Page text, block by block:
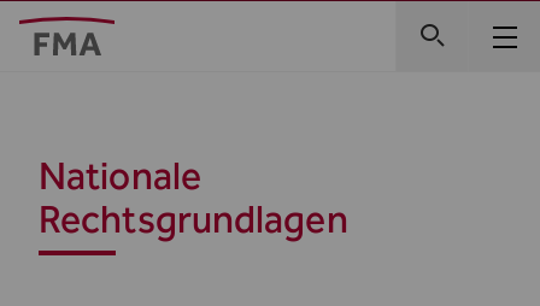
Nationale
Rechtsgrundlagen